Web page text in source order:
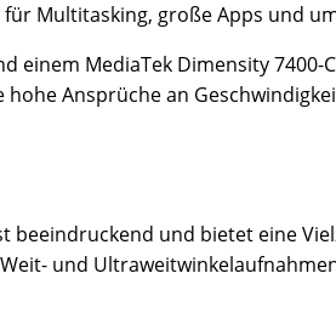
Multitasking, große Apps und
einem MediaTek Dimensity
Ansprüche an
beeindruckend und bietet eine
und